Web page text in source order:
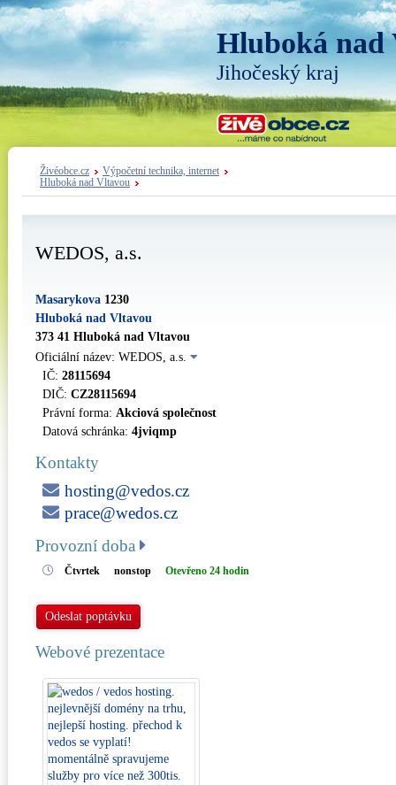
Hluboká nad
Jihočeský kraj
Živéobce.cz
Výpočetní technika, internet
Hluboká nad Vltavou
WEDOS, a.s.
Masarykova 1230
Hluboká nad Vltavou
373 41 Hluboká nad Vltavou
Oficiální název: WEDOS, a.s.
IČ: 28115694
DIČ: CZ28115694
Právní forma: Akciová společnost
Datová schránka: 4jviqmp
Kontakty
hosting@vedos.cz
prace@wedos.cz
Provozní doba
Čtvrtek nonstop Otevřeno 24 hodin
Odeslat poptávku
Webové prezentace